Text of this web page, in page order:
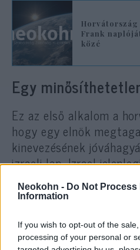
Neokohn - Do Not Process
Information
If you wish to opt-out of the
processing of your personal or
Horvátország
Frank
közé
Egy
Ez az első alkalom a
hogy egy elnök
kinevezésének
izraeli lap. Izrael
nagykövete, Gary
megbízatását, és
A jeruzsálemi
Jerusalem Postnak